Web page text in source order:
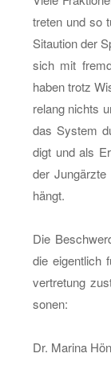
tre­ten und so
Sit­au­ti­on der
sich mit
haben trotz
re­lang nichts
das Sys­tem
digt und als
der Jung­ärz­te
hängt.
Die
die ei­gent­lich
ver­tre­tung
so­nen:
Dr. Ma­ri­na